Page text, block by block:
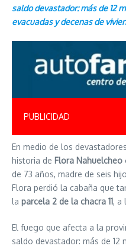
saldo devastador: más de 12
evacuadas y decenas de
PUBLICIDAD
En medio de los
historia de Flora Nahuelcheo
de 73 años, madre de seis
Flora perdió la cabaña que
la parcela 2 de la chacra 11, a
El fuego que afecta a la
saldo devastador: más de 12